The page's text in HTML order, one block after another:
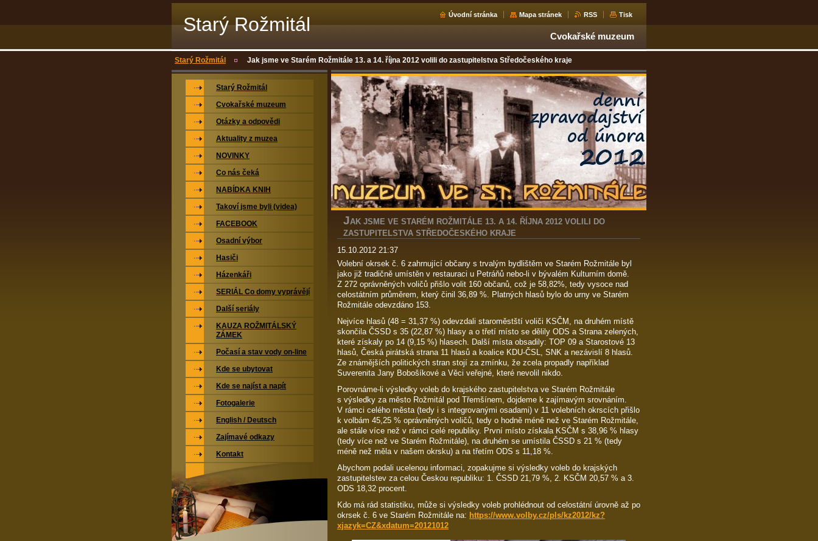
Starý Rožmitál Úvodní stránka Mapa stránek RSS Tisk
Cvokařské muzeum
Starý Rožmitál Jak jsme ve Starém Rožmitále 13. a 14. října 2012 volili do zastupitelstva Středočeského kraje
JAK JSME VE STARÉM ROŽMITÁLE 13. A 14. ŘÍJNA 2012 VOLILI DO
ZASTUPITELSTVA STŘEDOČESKÉHO KRAJE
15.10.2012 21:37
Volební okrsek č. 6 zahrnující občany s trvalým bydlištěm ve Starém Rožmitále byl
jako již tradičně umístěn v restauraci u Petráňů nebo-li v bývalém Kulturním domě.
Z 272 oprávněných voličů přišlo volit 160 občanů, což je 58,82%, tedy vysoce nad
celostátním průměrem, který činil 36,89 %. Platných hlasů bylo do urny ve Starém
Rožmitále odevzdáno 153.
Nejvíce hlasů (48 = 31,37 %) odevzdali staroměstští voliči KSČM, na druhém místě
skončila ČSSD s 35 (22,87 %) hlasy a o třetí místo se dělily ODS a Strana zelených,
které získaly po 14 (9,15 %) hlasech. Další místa obsadily: TOP 09 a Starostové 13
hlasů, Česká pirátská strana 11 hlasů a koalice KDU-ČSL, SNK a nezávislí 8 hlasů.
Ze známějších politických stran stojí za zmínku, že zcela propadly například
Suverenita Jany Bobošíkové a Věci veřejné, které nevolil nikdo.
Porovnáme-li výsledky voleb do krajského zastupitelstva ve Starém Rožmitále
s výsledky za město Rožmitál pod Třemšínem, dojdeme k zajímavým srovnáním.
V rámci celého města (tedy i s integrovanými osadami) v 11 volebních okrscích přišlo
k volbám 45,25 % oprávněných voličů, tedy o hodně méně než ve Starém Rožmitále,
ale stále více než v rámci celé republiky. První místo získala KSČM s 38,96 % hlasy
(tedy více než ve Starém Rožmitále), na druhém se umístila ČSSD s 21 % (tedy
méně než měla v našem okrsku) a na třetím ODS s 11,18 %.
Abychom podali ucelenou informaci, zopakujme si výsledky voleb do krajských
zastupitelstev za celou Českou republiku: 1. ČSSD 21,79 %, 2. KSČM 20,57 % a 3.
ODS 18,32 procent.
Kdo má rád statistiku, může si výsledky voleb prohlédnout od celostátní úrovně až po
okrsek č. 6 ve Starém Rožmitále na: https://www.volby.cz/pls/kz2012/kz?
xjazyk=CZ&xdatum=20121012
Starý Rožmitál
Cvokařské muzeum
Otázky a odpovědi
Aktuality z muzea
NOVINKY
Co nás čeká
NABÍDKA KNIH
Takoví jsme byli (videa)
FACEBOOK
Osadní výbor
Hasiči
Házenkáři
SERIÁL Co domy vyprávějí
Další seriály
KAUZA ROŽMITÁLSKÝ
ZÁMEK
Počasí a stav vody on-line
Kde se ubytovat
Kde se najíst a napít
Fotogalerie
English / Deutsch
Zajímavé odkazy
Kontakt